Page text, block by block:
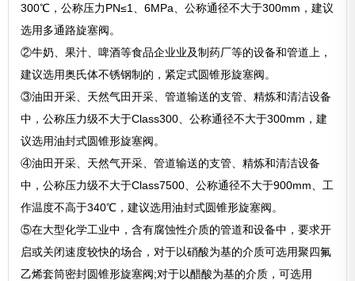
300℃，公称压力PN≤1、6MPa、公称通径不大于300mm，建议
选用多通路旋塞阀。
②牛奶、果汁、啤酒等食品企业业及制药厂等的设备和管道上，
建议选用奥氏体不锈钢制的，紧定式圆锥形旋塞阀。
③油田开采、天然气田开采、管道输送的支管、精炼和清洁设备
中，公称压力级不大于Class300、公称通径不大于300mm，建
议选用油封式圆锥形旋塞阀。
④油田开采、天然气开采、管道输送的支管、精炼和清洁设备
中，公称压力级不大于Class7500、公称通径不大于900mm、工
作温度不高于340℃，建议选用油封式圆锥形旋塞阀。
⑤在大型化学工业中，含有腐蚀性介质的管道和设备中，要求开
启或关闭速度较快的场合，对于以硝酸为基的介质可选用聚四氟
乙烯套筒密封圆锥形旋塞阀;对于以醋酸为基的介质，可选用